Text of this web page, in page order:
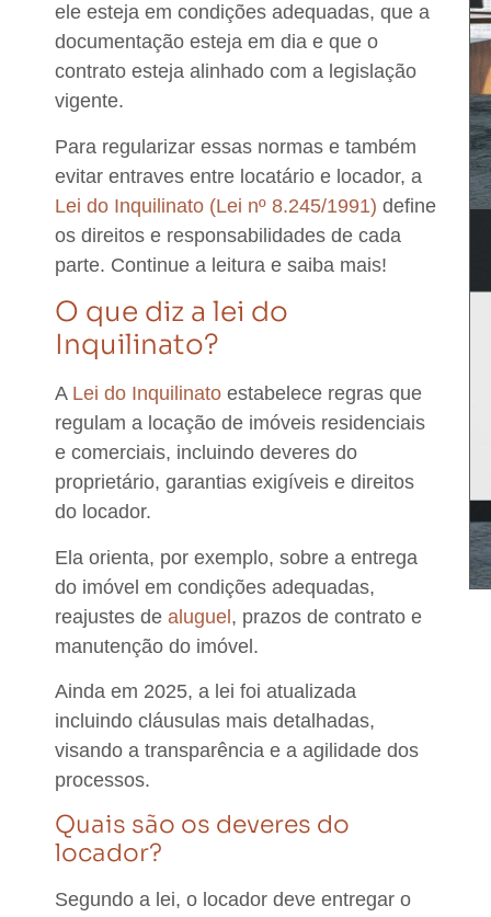
ele esteja em condições adequadas, que a
documentação esteja em dia e que o
contrato esteja alinhado com a legislação
vigente.
Para regularizar essas normas e também
evitar entraves entre locatário e locador, a
Lei do Inquilinato (Lei nº 8.245/1991) define
os direitos e responsabilidades de cada
parte. Continue a leitura e saiba mais!
O que diz a lei do
Inquilinato?
A Lei do Inquilinato estabelece regras que
regulam a locação de imóveis residenciais
e comerciais, incluindo deveres do
proprietário, garantias exigíveis e direitos
do locador.
Ela orienta, por exemplo, sobre a entrega
do imóvel em condições adequadas,
reajustes de aluguel, prazos de contrato e
manutenção do imóvel.
Ainda em 2025, a lei foi atualizada
incluindo cláusulas mais detalhadas,
visando a transparência e a agilidade dos
processos.
Quais são os deveres do
locador?
Segundo a lei, o locador deve entregar o